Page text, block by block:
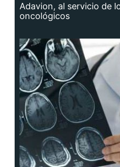
Adavion, al servicio de
oncológicos